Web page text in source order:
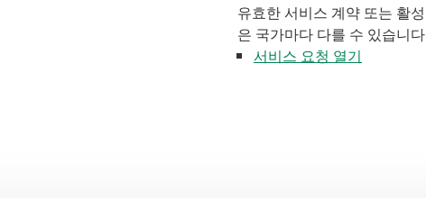
유효한 서비스 계약 또는 활
은 국가마다 다를 수 있습니
서비스 요청 열기